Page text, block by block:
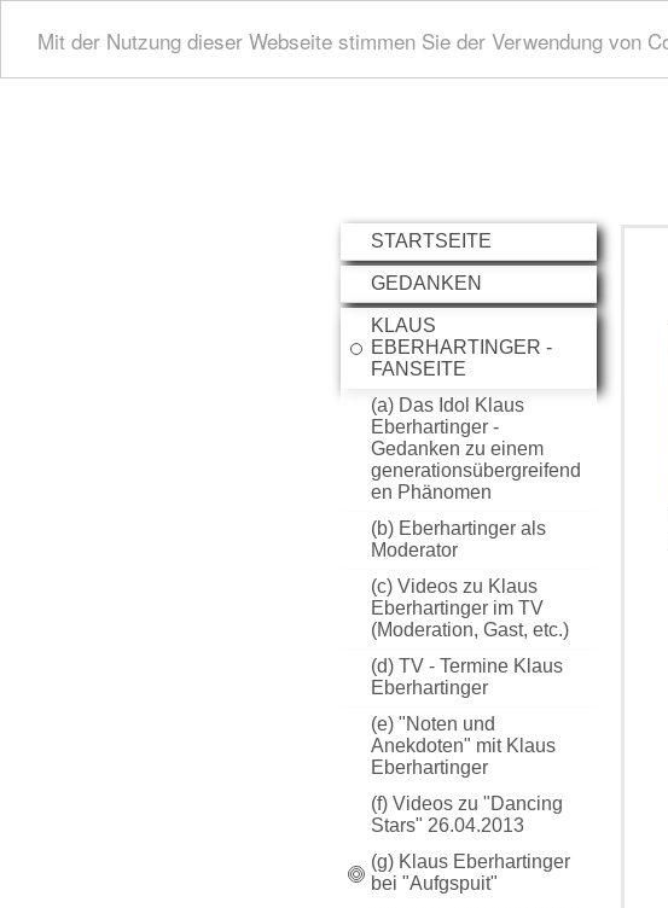
Mit der Nutzung dieser Webseite stimmen Sie der Verwendung von
STARTSEITE
GEDANKEN
KLAUS
EBERHARTINGER -
FANSEITE
(a) Das Idol Klaus
Eberhartinger -
Gedanken zu einem
generationsübergreifend
en Phänomen
(b) Eberhartinger als
Moderator
(c) Videos zu Klaus
Eberhartinger im TV
(Moderation, Gast, etc.)
(d) TV - Termine Klaus
Eberhartinger
(e) "Noten und
Anekdoten" mit Klaus
Eberhartinger
(f) Videos zu "Dancing
Stars" 26.04.2013
(g) Klaus Eberhartinger
bei "Aufgspuit"